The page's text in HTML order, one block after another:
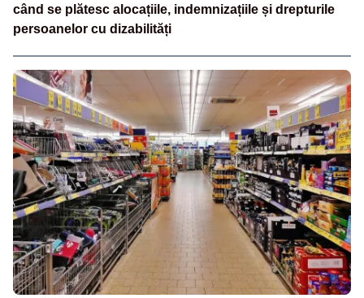
când se plătesc alocațiile, indemnizațiile și drepturile
persoanelor cu dizabilități